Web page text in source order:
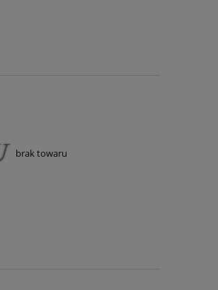
brak towaru